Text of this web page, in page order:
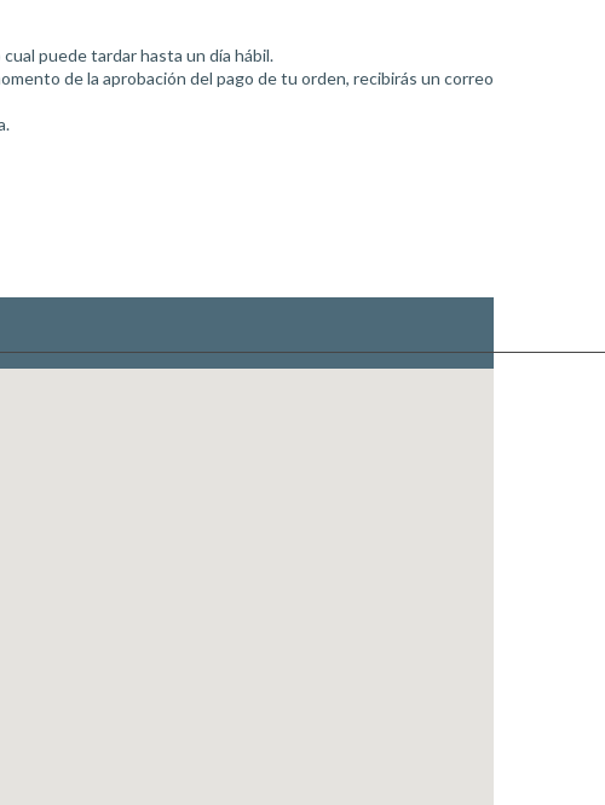
puede tardar hasta un día hábil.
de la aprobación del pago de tu orden, recibirás un correo